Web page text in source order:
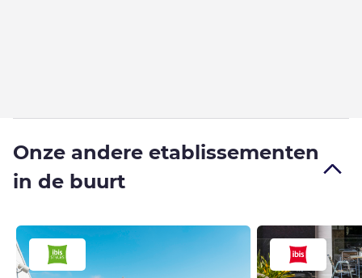
Onze andere etablissementen
in de buurt